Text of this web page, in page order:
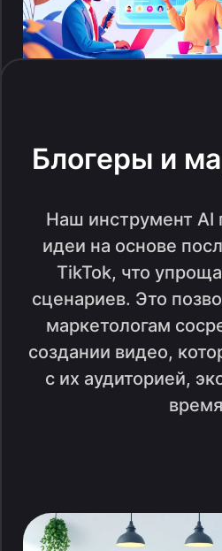
Блогеры и
Наш инструмент AI
идеи на основе
TikTok, что
сценариев. Это
маркетологам
создании видео,
с их аудиторией,